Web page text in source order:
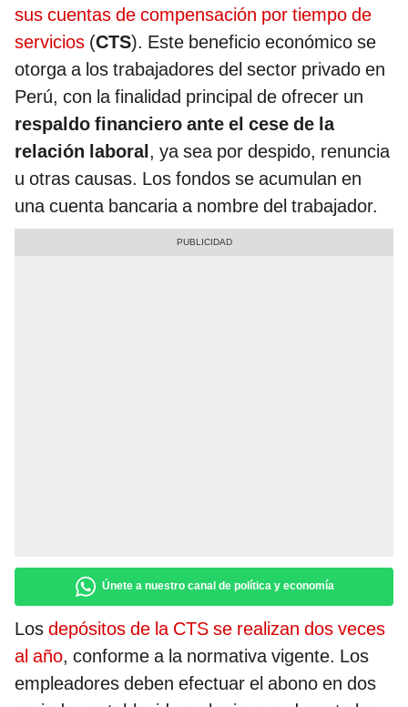
sus cuentas de compensación por tiempo de
servicios (CTS). Este beneficio económico se
otorga a los trabajadores del sector privado en
Perú, con la finalidad principal de ofrecer un
respaldo financiero ante el cese de la
relación laboral, ya sea por despido, renuncia
u otras causas. Los fondos se acumulan en
una cuenta bancaria a nombre del trabajador.
Únete a nuestro canal de política y economía
Los depósitos de la CTS se realizan dos veces
al año, conforme a la normativa vigente. Los
empleadores deben efectuar el abono en dos